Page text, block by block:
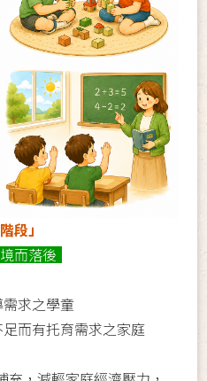
段」
而落後
求之學童
而有托育需求之家庭